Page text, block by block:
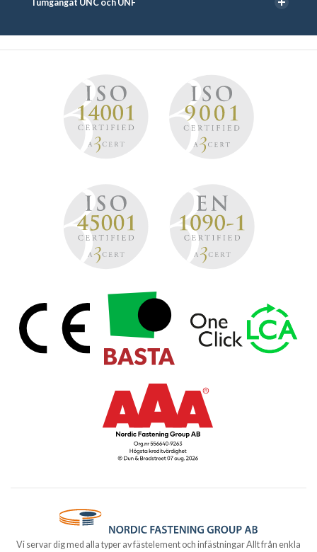
Tumgängat UNC och UNF
Vi servar dig med alla typer av fästelement och infästningar Allt från enkla